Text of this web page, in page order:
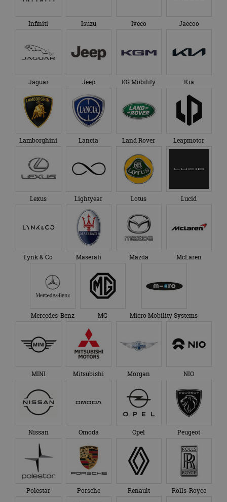
Infiniti Isuzu Iveco Jaecoo
Jaguar Jeep KG Mobility Kia
Lamborghini Lancia Land Rover Leapmotor
Lexus Lightyear Lotus Lucid
Lynk & Co Maserati Mazda McLaren
Mercedes-Benz MG Micro Mobility Systems
MINI Mitsubishi Morgan NIO
Nissan Omoda Opel Peugeot
Polestar Porsche Renault Rolls-Royce